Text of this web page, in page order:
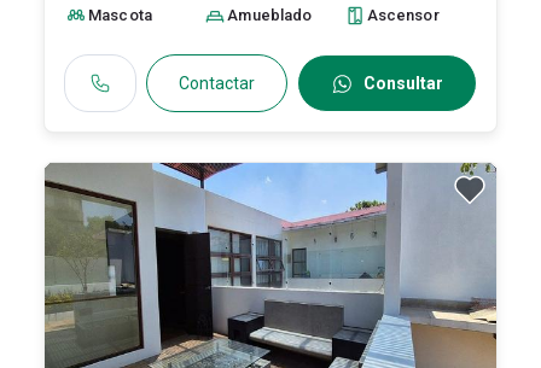
Mixcoac,Benito Juárez, DF / CDMX , México, C.P.
Mascota Amueblado Ascensor
Contactar Consultar